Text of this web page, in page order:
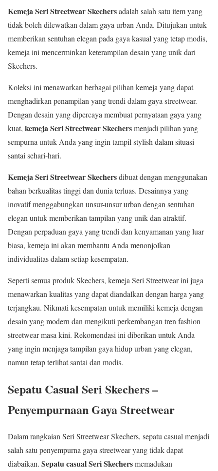
Kemeja Seri Streetwear Skechersadalah salah satu item yang
tidak boleh dilewatkan dalam gaya urban Anda. Ditujukan untuk
memberikan sentuhan elegan pada gaya kasual yang tetap modis,
kemeja ini mencerminkan keterampilan desain yang unik dari
Skechers.
Koleksi ini menawarkan berbagai pilihan kemeja yang dapat
menghadirkan penampilan yang trendi dalam gaya streetwear.
Dengan desain yang dipercaya membuat pernyataan gaya yang
kuat, kemeja Seri Streetwear Skechersmenjadi pilihan yang
sempurna untuk Anda yang ingin tampil stylish dalam situasi
santai sehari-hari.
Kemeja Seri Streetwear Skechersdibuat dengan menggunakan
bahan berkualitas tinggi dan dunia terluas. Desainnya yang
inovatif menggabungkan unsur-unsur urban dengan sentuhan
elegan untuk memberikan tampilan yang unik dan atraktif.
Dengan perpaduan gaya yang trendi dan kenyamanan yang luar
biasa, kemeja ini akan membantu Anda menonjolkan
individualitas dalam setiap kesempatan.
Seperti semua produk Skechers, kemeja Seri Streetwear ini juga
menawarkan kualitas yang dapat diandalkan dengan harga yang
terjangkau. Nikmati kesempatan untuk memiliki kemeja dengan
desain yang modern dan mengikuti perkembangan tren fashion
streetwear masa kini. Rekomendasi ini diberikan untuk Anda
yang ingin menjaga tampilan gaya hidup urban yang elegan,
namun tetap terlihat santai dan modis.
Sepatu Casual Seri Skechers –
Penyempurnaan Gaya Streetwear
Dalam rangkaian Seri Streetwear Skechers, sepatu casual menjadi
salah satu penyempurna gaya streetwear yang tidak dapat
diabaikan. Sepatu casual Seri Skechersmemadukan